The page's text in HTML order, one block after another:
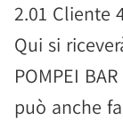
2.01 Cliente
Qui si
POMPEI
può anche